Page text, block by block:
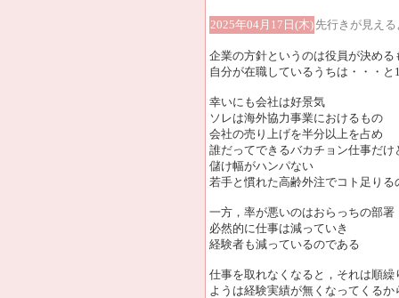
2025年04月17日(木) 先行きが見え
企業の方針というのは役員が決める
自分が在職しているうちは・・・
幸いにも会社は好景気
ソレは海外協力事業におけるもの
会社の売り上げを半分以上を占め
誰だってできるバカチョン仕事だけ
儲け幅がハンパない
若手と慣れた高齢外注でコト足りる
一方，率が悪いのはおらっちの部署
必然的に仕事は減っていき
経験者も減っているのである
仕事を取れなくなると，それは順繰
ようは経験実績が無くなってくるか